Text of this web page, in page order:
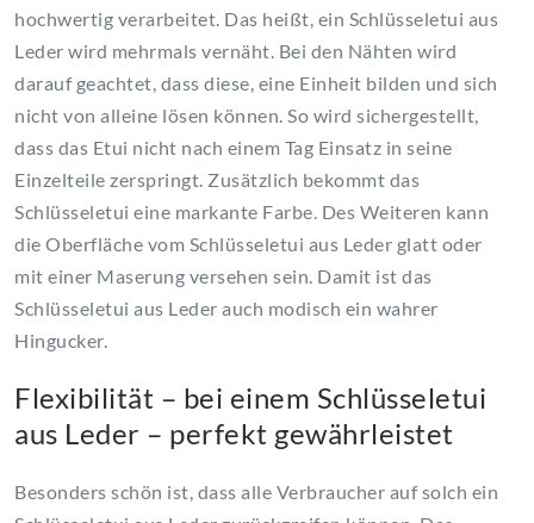
hochwertig verarbeitet. Das heißt, ein Schlüsseletui aus
Leder wird mehrmals vernäht. Bei den Nähten wird
darauf geachtet, dass diese, eine Einheit bilden und sich
nicht von alleine lösen können. So wird sichergestellt,
dass das Etui nicht nach einem Tag Einsatz in seine
Einzelteile zerspringt. Zusätzlich bekommt das
Schlüsseletui eine markante Farbe. Des Weiteren kann
die Oberfläche vom Schlüsseletui aus Leder glatt oder
mit einer Maserung versehen sein. Damit ist das
Schlüsseletui aus Leder auch modisch ein wahrer
Hingucker.
Flexibilität – bei einem Schlüsseletui
aus Leder – perfekt gewährleistet
Besonders schön ist, dass alle Verbraucher auf solch ein